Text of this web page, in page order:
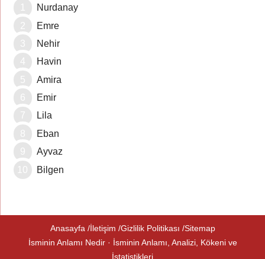
Nurdanay
Emre
Nehir
Havin
Amira
Emir
Lila
Eban
Ayvaz
Bilgen
Anasayfa İletişim Gizlilik Politikası Sitemap
İsminin Anlamı Nedir · İsminin Anlamı, Analizi, Kökeni ve
İstatistikleri